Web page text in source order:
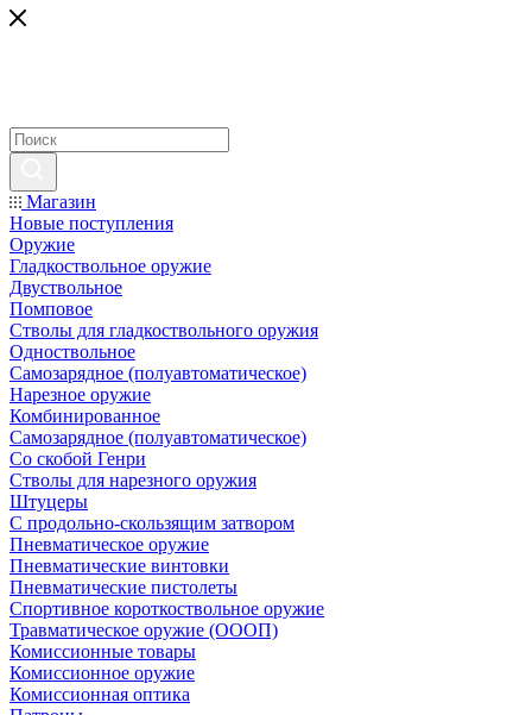
Магазин
Новые поступления
Оружие
Гладкоствольное оружие
Двуствольное
Помповое
Стволы для гладкоствольного оружия
Одноствольное
Самозарядное (полуавтоматическое)
Нарезное оружие
Комбинированное
Самозарядное (полуавтоматическое)
Со скобой Генри
Стволы для нарезного оружия
Штуцеры
С продольно-скользящим затвором
Пневматическое оружие
Пневматические винтовки
Пневматические пистолеты
Спортивное короткоствольное оружие
Травматическое оружие (ОООП)
Комиссионные товары
Комиссионное оружие
Комиссионная оптика